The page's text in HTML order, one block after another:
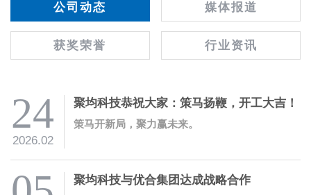
公司动态 媒体报道
获奖荣誉 行业资讯
24
2026.02
聚均科技恭祝大家：策马扬鞭，开工大吉！
策马开新局，聚力赢未来。
聚均科技与优合集团达成战略合作